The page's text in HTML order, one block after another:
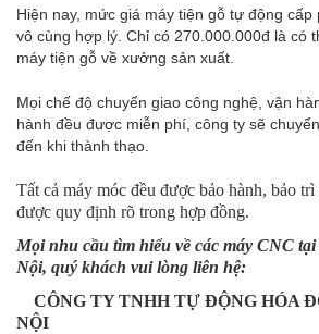
Hiện nay, mức giá máy tiện gỗ tự động
vô cùng hợp lý. Chỉ có 270.000.000đ là có
máy tiện gỗ về xưởng sản xuất.
Mọi chế độ chuyển giao công nghệ, vận
hành đều được miễn phí, công ty sẽ
đến khi thành thạo.
Tất cả máy móc đều được bảo hành, bảo
được quy định rõ trong hợp đồng.
Mọi nhu cầu tìm hiểu về các máy CNC
Nội, quý khách vui lòng liên hệ:
CÔNG TY TNHH TỰ ĐỘNG HÓA
NỘI